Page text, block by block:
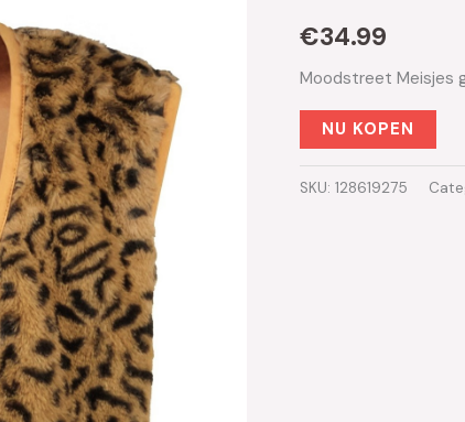
€34.99
Moodstreet Meisjes
NU KOPEN
SKU: 128619275